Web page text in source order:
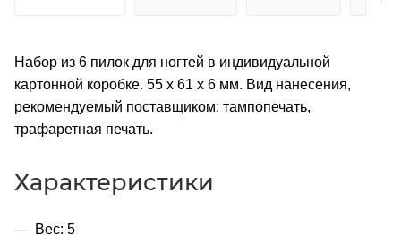
Набор из 6 пилок для ногтей в индивидуальной
картонной коробке. 55 x 61 x 6 мм. Вид нанесения,
рекомендуемый поставщиком: тампопечать,
трафаретная печать.
Характеристики
Вес: 5